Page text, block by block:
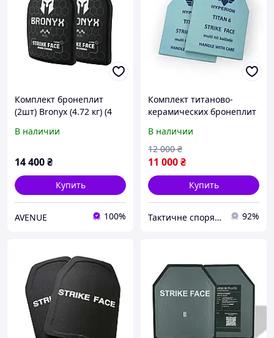
Комплект бронеплит
(2шт) Bronyx (4.72 кг) (4
В наличии
14 400₴
Купить
AVENUE 100%
Комплект титаново-
керамических бронеплит
мм (2 шт, 2.2 кг/плита)
В наличии
11 000₴
12 000 ₴
Купить
Тактичне спорядження 92%